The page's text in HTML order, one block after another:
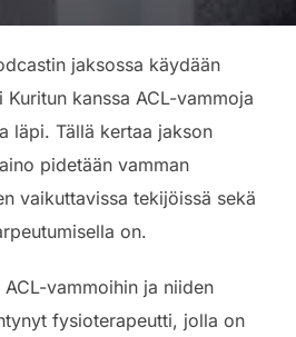
jaksossa käydään
kanssa ACL-vammoja
läpi. Tällä kertaa jakson
pidetään vamman
vaikuttavissa tekijöissä sekä
on.
vammoihin ja niiden
fysioterapeutti, jolla on